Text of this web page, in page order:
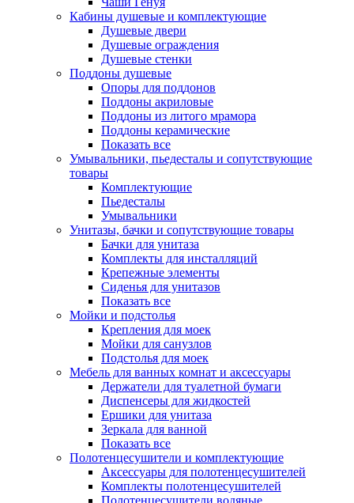
Кабины душевые и комплектующие
Душевые двери
Душевые ограждения
Душевые стенки
Поддоны душевые
Опоры для поддонов
Поддоны акриловые
Поддоны из литого мрамора
Поддоны керамические
Показать все
Умывальники, пьедесталы и сопутствующие
товары
Комплектующие
Пьедесталы
Умывальники
Унитазы, бачки и сопутствующие товары
Бачки для унитаза
Комплекты для инсталляций
Крепежные элементы
Сиденья для унитазов
Показать все
Мойки и подстолья
Крепления для моек
Мойки для санузлов
Подстолья для моек
Мебель для ванных комнат и аксессуары
Держатели для туалетной бумаги
Диспенсеры для жидкостей
Ершики для унитаза
Зеркала для ванной
Показать все
Полотенцесушители и комплектующие
Аксессуары для полотенцесушителей
Комплекты полотенцесушителей
Полотенцесушители водяные